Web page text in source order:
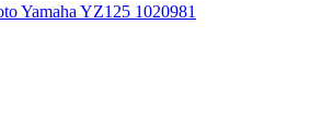
Yamaha YZ125 1020981